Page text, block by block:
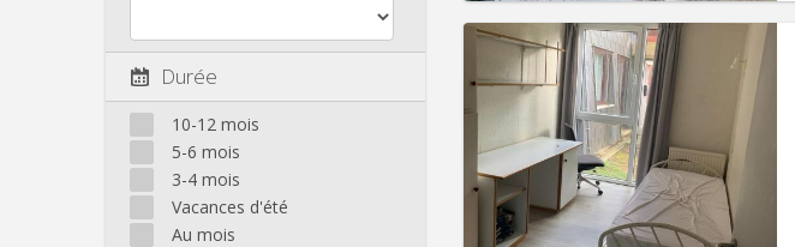
Durée
10-12 mois
5-6 mois
3-4 mois
Vacances d'été
Au mois
Infos Pratiques
Loyer: 330 €
Charges:120 €
Durée:12 mois
Domiciliation:Non